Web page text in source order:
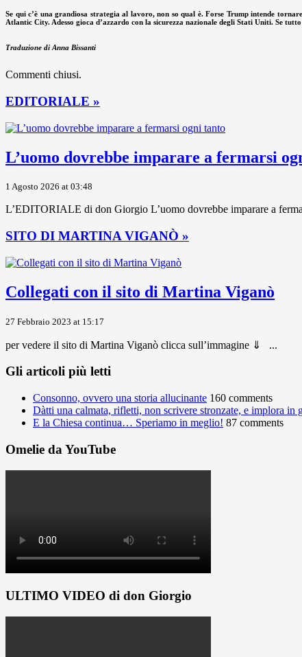
Se qui c’è una grandiosa strategia al lavoro, non so qual è. Forse Trump intende
Atlantic City. Adesso gioca d’azzardo con la sicurezza nazionale degli Stati Uniti. Se
Traduzione di Anna Bissanti
Commenti chiusi.
EDITORIALE »
L’uomo dovrebbe imparare a fermarsi
1 Agosto 2026 at 03:48
L’EDITORIALE di don Giorgio L’uomo dovrebbe imparare a
SITO DI MARTINA VIGANÒ »
Collegati con il sito di Martina Viganò
27 Febbraio 2023 at 15:17
per vedere il sito di Martina Viganò clicca sull’immagine ⇓ ...
Gli articoli più letti
Consonno, ovvero una storia allucinante 160 comments
Dàtti una calmata, rifletti, non scrivere stronzate, e implora in
E la Chiesa continua… Speriamo in meglio! 87 comments
Omelie da YouTube
ULTIMO VIDEO di don Giorgio